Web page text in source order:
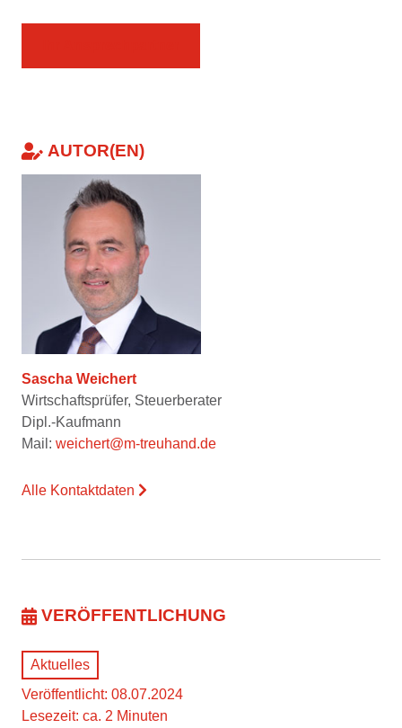
AUTOR(EN)
Sascha Weichert
Wirtschaftsprüfer, Steuerberater
Dipl.-Kaufmann
Mail: weichert@m-treuhand.de
Alle Kontaktdaten
VERÖFFENTLICHUNG
Aktuelles
Veröffentlicht: 08.07.2024
Lesezeit: ca. 2 Minuten